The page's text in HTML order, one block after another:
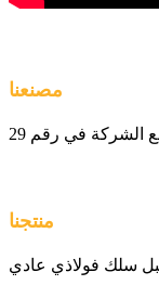
مصنعنا
منتجنا